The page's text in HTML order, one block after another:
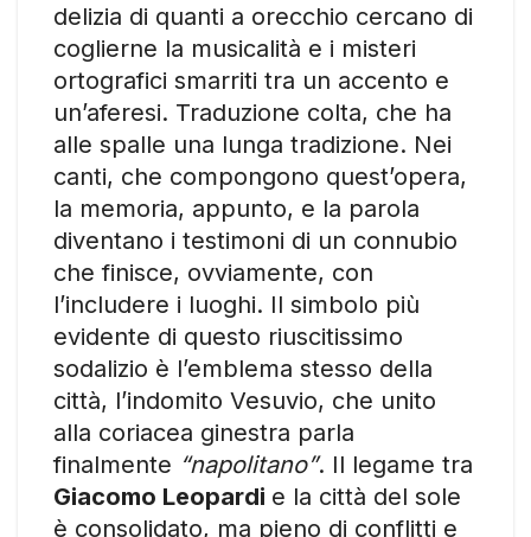
delizia di quanti a orecchio cercano di
coglierne la musicalità e i misteri
ortografici smarriti tra un accento e
un’aferesi. Traduzione colta, che ha
alle spalle una lunga tradizione. Nei
canti, che compongono quest’opera,
la memoria, appunto, e la parola
diventano i testimoni di un connubio
che finisce, ovviamente, con
l’includere i luoghi. Il simbolo più
evidente di questo riuscitissimo
sodalizio è l’emblema stesso della
città, l’indomito Vesuvio, che unito
alla coriacea ginestra parla
finalmente “napolitano”. Il legame tra
Giacomo Leopardi e la città del sole
è consolidato, ma pieno di conflitti e